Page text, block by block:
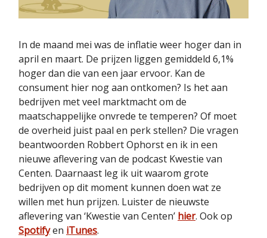
In de maand mei was de inflatie weer hoger dan in
april en maart. De prijzen liggen gemiddeld 6,1%
hoger dan die van een jaar ervoor. Kan de
consument hier nog aan ontkomen? Is het aan
bedrijven met veel marktmacht om de
maatschappelijke onvrede te temperen? Of moet
de overheid juist paal en perk stellen? Die vragen
beantwoorden Robbert Ophorst en ik in een
nieuwe aflevering van de podcast Kwestie van
Centen. Daarnaast leg ik uit waarom grote
bedrijven op dit moment kunnen doen wat ze
willen met hun prijzen. Luister de nieuwste
aflevering van ‘Kwestie van Centen’ hier. Ook op
Spotifyen iTunes.